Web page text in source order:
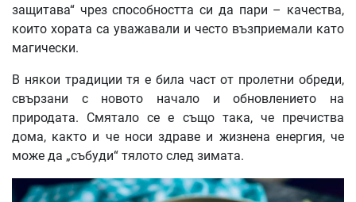
защитава“ чрез способността си да пари – качества,
които хората са уважавали и често възприемали като
магически.
В някои традиции тя е била част от пролетни обреди,
свързани с новото начало и обновлението на
природата. Смятало се е също така, че пречиства
дома, както и че носи здраве и жизнена енергия, че
може да „събуди“ тялото след зимата.